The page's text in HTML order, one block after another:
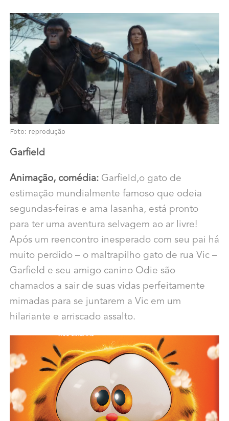
Foto: reprodução
Garfield
Animação, comédia:Garfield,o gato de
estimação mundialmente famoso que odeia
segundas-feiras e ama lasanha, está pronto
para ter uma aventura selvagem ao ar livre!
Após um reencontro inesperado com seu pai há
muito perdido – o maltrapilho gato de rua Vic –
Garfield e seu amigo canino Odie são
chamados a sair de suas vidas perfeitamente
mimadas para se juntarem a Vic em um
hilariante e arriscado assalto.